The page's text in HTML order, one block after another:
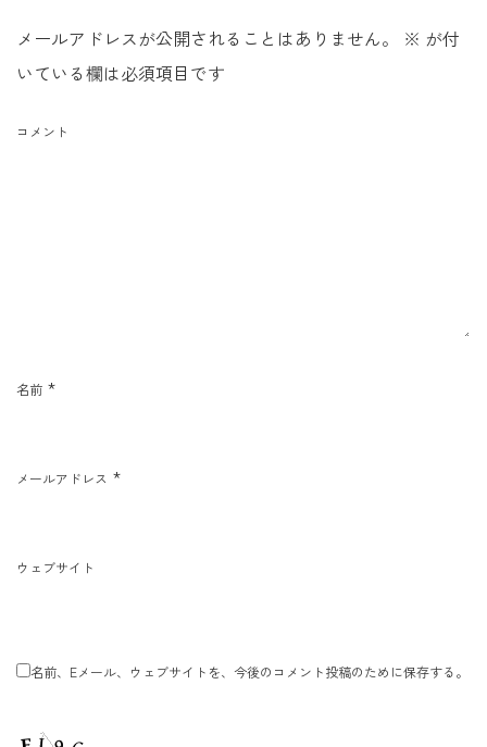
メールアドレスが公開されることはありません。 ※ が付
いている欄は必須項目です
コメント
名前 *
メールアドレス *
ウェブサイト
名前、Eメール、ウェブサイトを、今後のコメント投稿のために保存する。